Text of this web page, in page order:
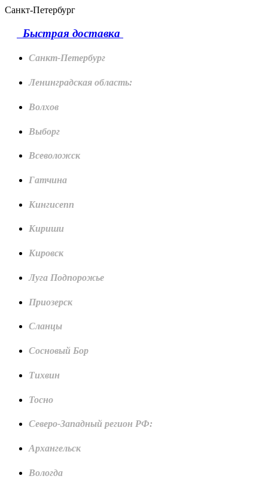
Санкт-Петербург
Быстрая доставка
Санкт-Петербург
Ленинградская область:
Волхов
Выборг
Всеволожск
Гатчина
Кингисепп
Кириши
Кировск
Луга Подпорожье
Приозерск
Сланцы
Сосновый Бор
Тихвин
Тосно
Северо-Западный регион РФ:
Архангельск
Вологда